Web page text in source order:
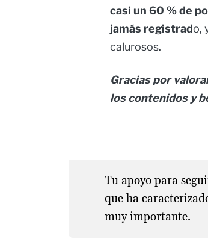
casi un 60 % de
jamás registrado,
calurosos.
Gracias por
los contenidos y
Tu apoyo para
que ha
muy importante.